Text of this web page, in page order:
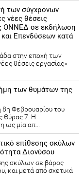
των σύγχρονων
νέες θέσεις
ΟΝΝΕΔ σε εκδήλωση
Επενδύσεων κατά
στην εποχή των
θέσεις εργασίας»
των θυμάτων της
8η Φεβρουαρίου του
Θύρας 7. Η
ως μία απ...
επίθεσης σκύλων
Διονύσου
σκύλων σε βάρος
και μετά από σχετικά